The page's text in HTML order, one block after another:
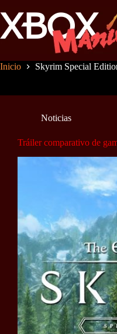
al
contenido
Inicio Skyrim Special
Noticias
Tráiler comparativo de